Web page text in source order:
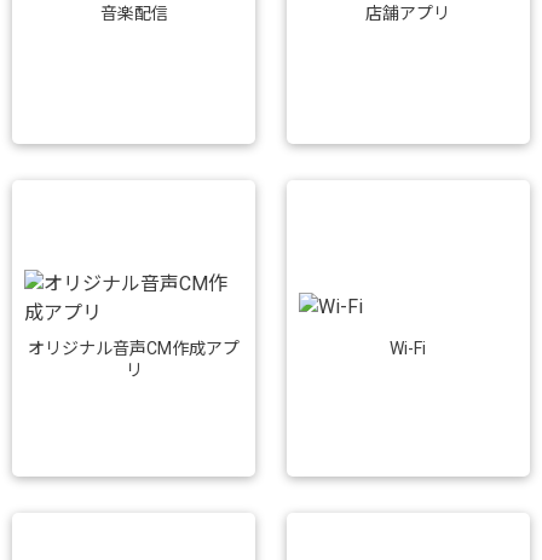
音楽配信 店舗アプリ
オリジナル音声CM作成アプ
リ
Wi-Fi